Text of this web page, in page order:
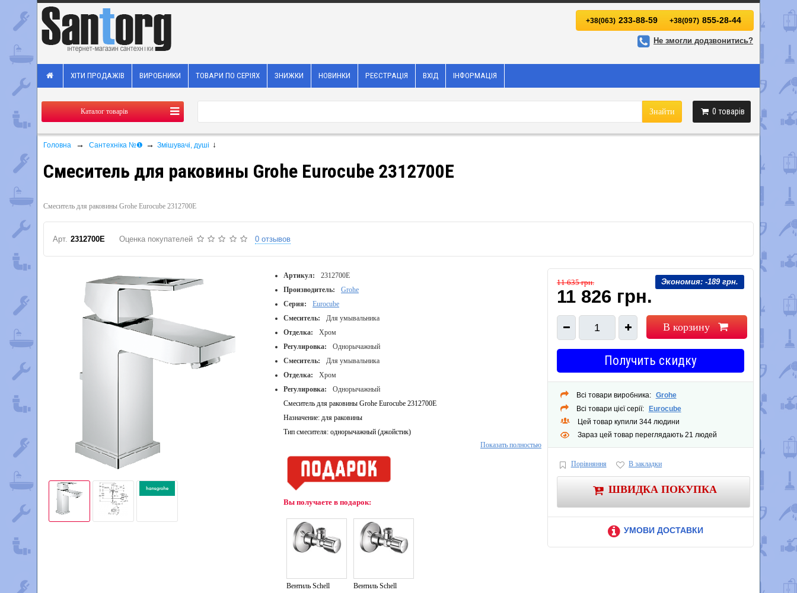
+38(063) 233-88-59 +38(097) 855-28-44
Не змогли додзвонитись?
ХІТИ ПРОДАЖІВ ВИРОБНИКИ ТОВАРИ ПО СЕРІЯХ ЗНИЖКИ НОВИНКИ РЕЄСТРАЦІЯ ВХІД ІНФОРМАЦІЯ
Каталог товарів 0 товарів
Знайти
Головна → Сантехніка №❶ → Змішувачі, душі ↓
Смеситель для раковины Grohe Eurocube 2312700E
Смеситель для раковины Grohe Eurocube 2312700E
Арт. 2312700E Оценка покупателей 0 отзывов
Артикул:
2312700E
Производитель:
Grohe
Серия:
Eurocube
Смеситель:
Для умывальника
Отделка:
Хром
Регулировка:
Однорычажный
Смеситель:
Для умывальника
Отделка:
Хром
Регулировка:
Однорычажный
Смеситель для раковины Grohe Eurocube 2312700E
Назначение: для раковины
Тип смесителя: однорычажный (джойстик)
Картридж: керамический GROHE SilkMove®
Материал смесителя: латунь
Цвет: хром, GROHE StarLight® хромированная поверхность
Аэратор SpeedClean с ограничением расхода воды 5.7 л/мин
GROHE QuickFix® быстрая монтажная система
Сливной гарнитур
Способ монтажа: горизонтальный на раковину
Производитель: Германия
Показать полностью
Вы получаете в подарок:
Вентиль Schell
Вентиль Schell
Экономия: -189 грн.
11 635 грн.
11 826 грн.
1 В корзину
Получить скидку
Всі товари виробника: Grohe
Всі товари цієї серії:
Eurocube
Цей товар купили 344 людини
Зараз цей товар переглядають 21 людей
Порівняння В закладки
ШВИДКА ПОКУПКА
УМОВИ ДОСТАВКИ